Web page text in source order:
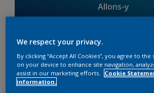
Allons-y
We respect your privacy.
By clicking “Accept All Cookies”, you agree to
on your device to enhance site navigation,
assist in our marketing efforts.
Cookie
information.